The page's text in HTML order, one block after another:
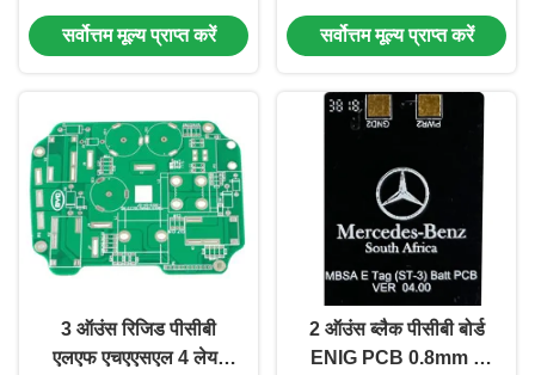
कॉपर सबस्ट्रेट
सर्वोत्तम मूल्य प्राप्त करें
और व्हाइट सिल्क स्क्रीन
सर्वोत्तम मूल्य प्राप्त करें
3 ऑउंस रिजिड पीसीबी
एलएफ एचएएसएल 4 लेयर
2 ऑउंस ब्लैक पीसीबी बोर्ड
ENIG PCB 0.8mm 2